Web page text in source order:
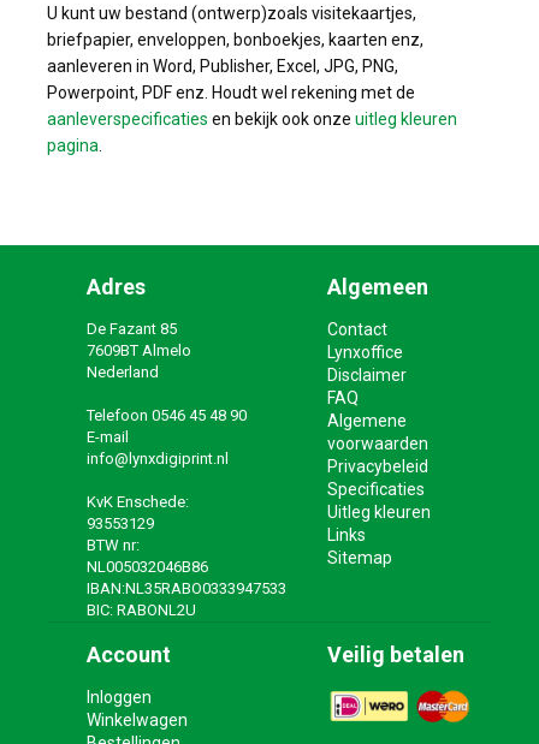
U kunt uw bestand (ontwerp)zoals visitekaartjes,
briefpapier, enveloppen, bonboekjes, kaarten enz,
aanleveren in Word, Publisher, Excel, JPG, PNG,
Powerpoint, PDF enz. Houdt wel rekening met de
aanleverspecificaties en bekijk ook onze uitleg kleuren
pagina
Adres
De Fazant 85
7609BT Almelo
Nederland
Telefoon 0546 45 48 90
E-mail
info@lynxdigiprint.nl
KvK Enschede:
93553129
BTW nr:
NL005032046B86
IBAN:NL35RABO0333947533
BIC: RABONL2U
Algemeen
Contact
Lynxoffice
Disclaimer
FAQ
Algemene
voorwaarden
Privacybeleid
Specificaties
Uitleg kleuren
Links
Sitemap
Account
Inloggen
Winkelwagen
Veilig betalen